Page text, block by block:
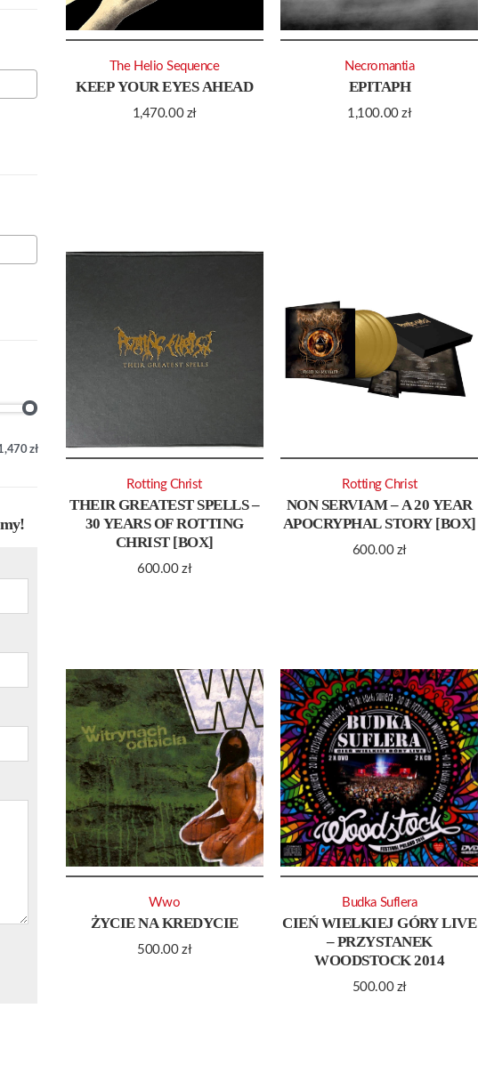
KEEP YOUR EYES AHEAD
1,470.00 zł
The Helio Sequence
EPITAPH
1,100.00zł
Necromantia
THEIR GREATEST SPELLS –
30 YEARS OF ROTTING
CHRIST [BOX]
600.00zł
Rotting Christ
NON SERVIAM – A 20 YEAR
APOCRYPHAL STORY [BOX]
600.00 zł
Rotting Christ
ŻYCIE NA KREDYCIE
500.00zł
Wwo
CIEŃ WIELKIEJ GÓRY LIVE
– PRZYSTANEK
WOODSTOCK 2014
500.00 zł
Budka Suflera
zł